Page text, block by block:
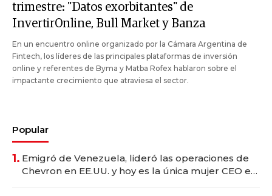
trimestre: "Datos exorbitantes" de
InvertirOnline, Bull Market y Banza
En un encuentro online organizado por la Cámara Argentina de
Fintech, los líderes de las principales plataformas de inversión
online y referentes de Byma y Matba Rofex hablaron sobre el
impactante crecimiento que atraviesa el sector.
Popular
1. Emigró de Venezuela, lideró las operaciones de
Chevron en EE.UU. y hoy es la única mujer CEO en